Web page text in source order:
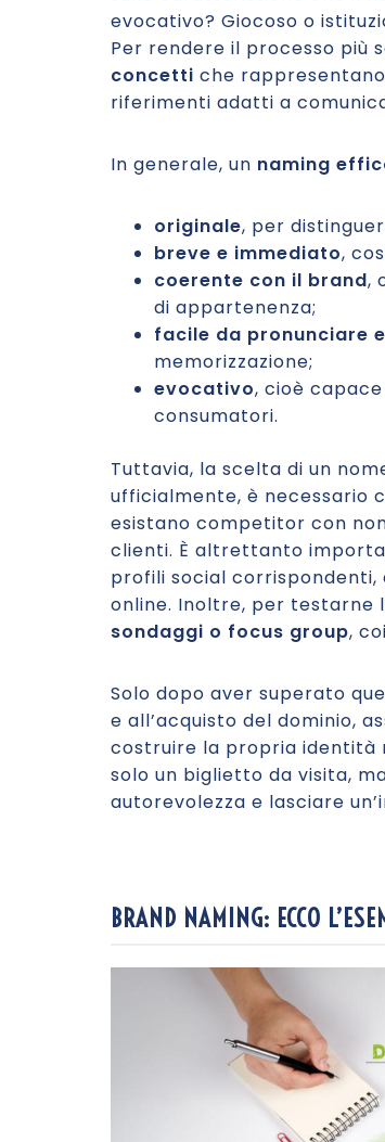
evocativo? Giocoso o
Per rendere il processo più
concetti che
riferimenti adatti a
In generale, un naming
originale, per
breve e immediato,
coerente con il brand,
di appartenenza;
facile da pronunciare
memorizzazione;
evocativo, cioè
consumatori.
Tuttavia, la scelta di un
ufficialmente, è necessario
esistano competitor con
clienti. È altrettanto
profili social
online. Inoltre, per testarne
sondaggi o focus group,
Solo dopo aver superato
e all’acquisto del dominio,
costruire la propria identità
solo un biglietto da visita,
autorevolezza e lasciare
BRAND NAMING: ECCO